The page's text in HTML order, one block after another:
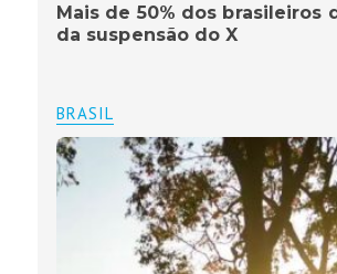
Mais de 50% dos brasileiros
da suspensão do X
BRASIL